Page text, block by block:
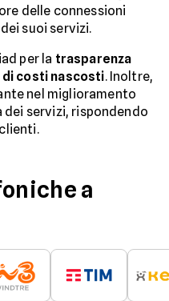
delle connessioni
suoi servizi.
per la trasparenza
costi nascosti. Inoltre,
nel miglioramento
servizi, rispondendo
a